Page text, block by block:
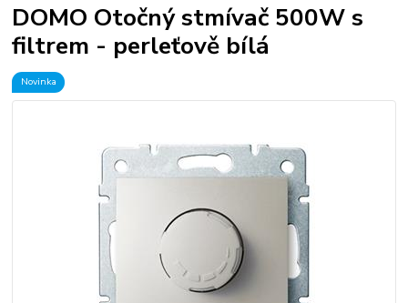
DOMO Otočný stmívač 500W s
filtrem - perleťově bílá
Novinka